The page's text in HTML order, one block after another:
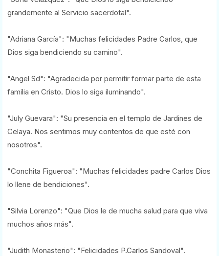
grandemente al Servicio sacerdotal".
"Adriana García": "Muchas felicidades Padre Carlos, que
Dios siga bendiciendo su camino".
"Angel Sd": "Agradecida por permitir formar parte de esta
familia en Cristo. Dios lo siga iluminando".
"July Guevara": "Su presencia en el templo de Jardines de
Celaya. Nos sentimos muy contentos de que esté con
nosotros".
"Conchita Figueroa": "Muchas felicidades padre Carlos Dios
lo llene de bendiciones".
"Silvia Lorenzo": "Que Dios le de mucha salud para que viva
muchos años más".
"Judith Monasterio": "Felicidades P.Carlos Sandoval".